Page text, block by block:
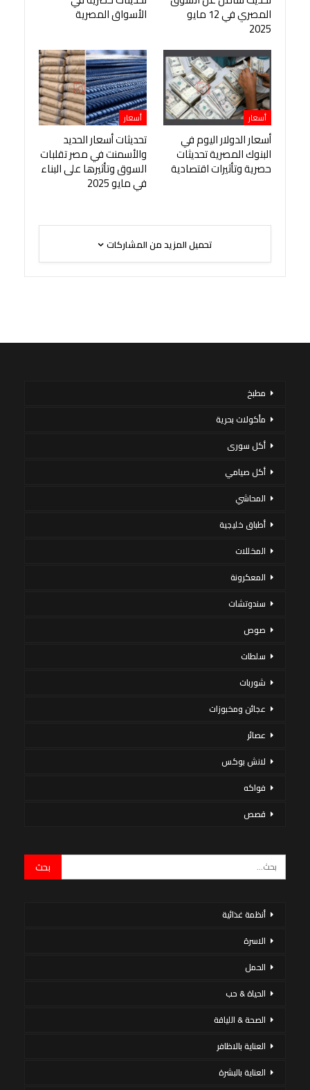
المصري في 12 مايو
2025
الأسواق المصرية
أسعار
أسعار الدولار اليوم في
البنوك المصرية تحديثات
حصرية وتأثيرات اقتصادية
أسعار
تحديثات أسعار الحديد
والأسمنت في مصر تقلبات
السوق وتأثيرها على البناء
في مايو 2025
تحميل المزيد من المشاركات
مطبخ
مأكولات بحرية
أكل سورى
أكل صيامي
المحاشي
أطباق خليجية
المخللات
المعكرونة
سندوتشات
صوص
سلطات
شوربات
عجائن ومخبوزات
عصائر
لانش بوكس
فواكه
قصص
أنظمة غذائية
الاسرة
الحمل
الحياة & حب
الصحة & اللياقة
العناية بالاظافر
العناية بالبشرة